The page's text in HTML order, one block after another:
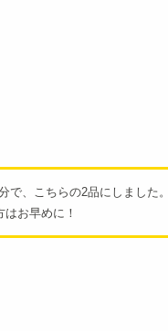
、こちらの2品にしました。
お早めに！